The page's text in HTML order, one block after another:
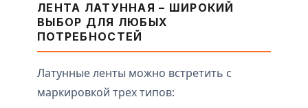
ЛЕНТА ЛАТУННАЯ – ШИРОКИЙ
ВЫБОР ДЛЯ ЛЮБЫХ
ПОТРЕБНОСТЕЙ
Латунные ленты можно встретить с
маркировкой трех типов: